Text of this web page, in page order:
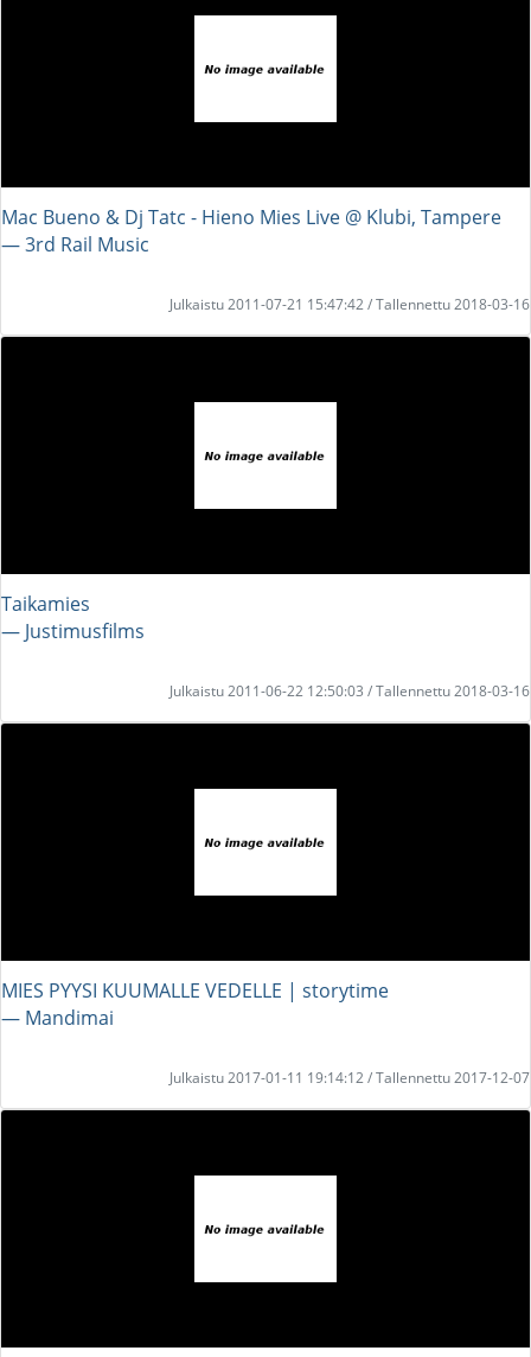
Mac Bueno & Dj Tatc - Hieno Mies Live @ Klubi, Tampere
― 3rd Rail Music
Julkaistu 2011-07-21 15:47:42 / Tallennettu 2018-03-16
Taikamies
― Justimusfilms
Julkaistu 2011-06-22 12:50:03 / Tallennettu 2018-03-16
MIES PYYSI KUUMALLE VEDELLE | storytime
― Mandimai
Julkaistu 2017-01-11 19:14:12 / Tallennettu 2017-12-07